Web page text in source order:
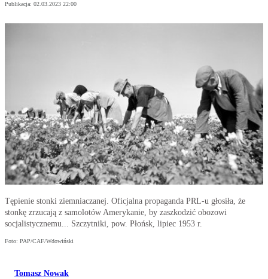
Publikacja: 02.03.2023 22:00
Tępienie stonki ziemniaczanej. Oficjalna propaganda PRL-u głosiła, że
stonkę zrzucają z samolotów Amerykanie, by zaszkodzić obozowi
socjalistycznemu... Szczytniki, pow. Płońsk, lipiec 1953 r.
Foto: PAP/CAF/Wdowiński
Tomasz Nowak